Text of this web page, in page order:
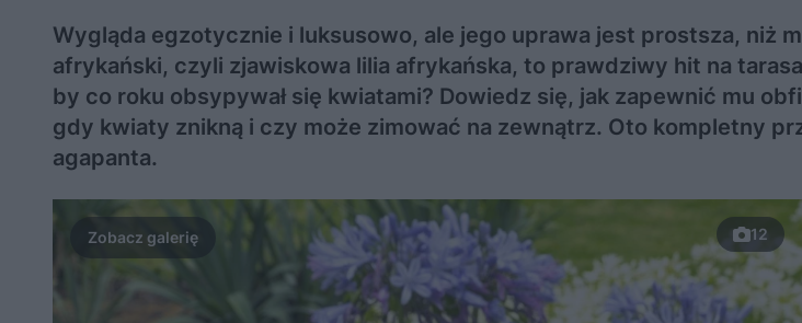
Wygląda egzotycznie i luksusowo, ale jego uprawa jest prostsza, niż
afrykański, czyli zjawiskowa lilia afrykańska, to prawdziwy hit na
by co roku obsypywał się kwiatami? Dowiedz się, jak zapewnić mu
gdy kwiaty znikną i czy może zimować na zewnątrz. Oto kompletny
agapanta.
12